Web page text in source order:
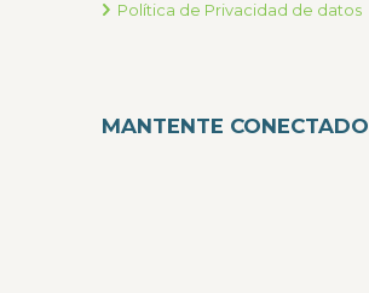
Política de Privacidad de datos
MANTENTE CONECTADO